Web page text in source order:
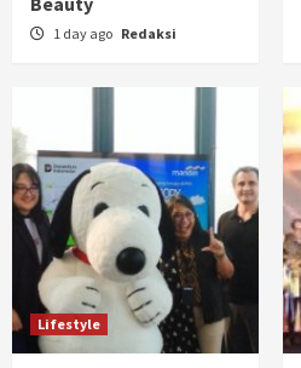
1 day ago Redaksi
Lifestyle